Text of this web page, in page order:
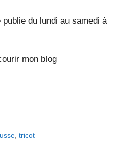
du lundi au samedi à
mon blog
,tricot